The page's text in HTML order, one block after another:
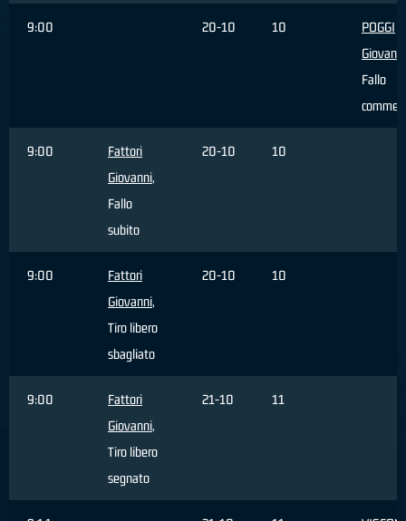
9:00 20-10 10
POGGI
Giovanni
Fallo
9:00
Fattori
Giovanni,
Fallo
subito
20-10 10
9:00
Fattori
Giovanni,
Tiro libero
sbagliato
20-10 10
9:00
Fattori
Giovanni,
Tiro libero
segnato
21-10 11